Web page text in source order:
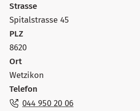
Strasse
Spitalstrasse 45
PLZ
8620
Ort
Wetzikon
Telefon
044 950 20 06